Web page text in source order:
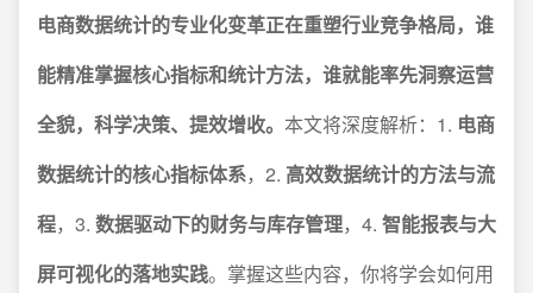
电商数据统计的专业化变革正在重塑行业竞争格局，谁
能精准掌握核心指标和统计方法，谁就能率先洞察运营
全貌，科学决策、提效增收。 本文将深度解析：1. 电商
数据统计的核心指标体系，2. 高效数据统计的方法与流
程，3. 数据驱动下的财务与库存管理，4. 智能报表与大
屏可视化的落地实践。掌握这些内容，你将学会如何用